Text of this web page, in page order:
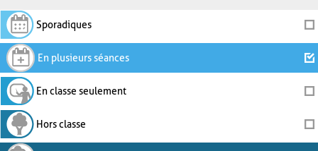
Sporadiques
En plusieurs séances
En classe seulement
Hors classe